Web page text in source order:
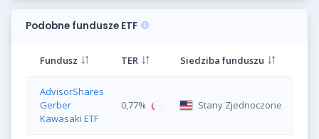
Podobne fundusze ETF
Fundusz TER Siedziba funduszu
AdvisorShares
Gerber
Kawasaki ETF
0,77% Stany Zjednoczone